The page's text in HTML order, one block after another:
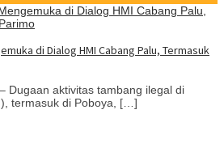
di Dialog HMI Cabang Palu, Termasuk
Dugaan aktivitas tambang ilegal di
termasuk di Poboya, […]